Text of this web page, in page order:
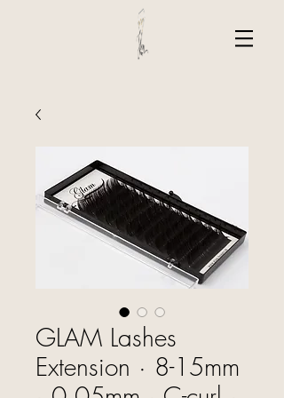
GLAM Lashes
Extension · 8-15mm